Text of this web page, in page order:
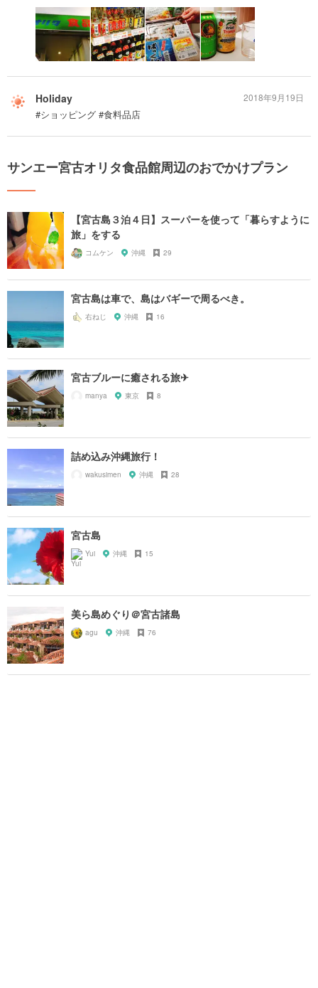
Holiday
#ショッピング #食料品店
2018年9月19日
サンエー宮古オリタ食品館周辺のおでかけプラン
【宮古島３泊４日】スーパーを使って「暮らすように
旅」をする
コムケン 沖縄 29
宮古島は車で、島はバギーで周るべき。
右ねじ 沖縄 16
宮古ブルーに癒される旅✈︎
manya 東京 8
詰め込み沖縄旅行！
wakusimen 沖縄 28
宮古島
Yui 沖縄 15
美ら島めぐり＠宮古諸島
agu 沖縄 76